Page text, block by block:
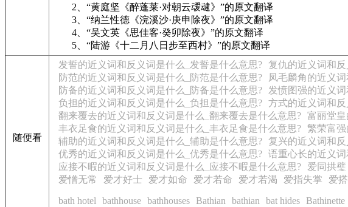
2、“黄庭坚《醉蓬莱·对朝云叆叇》”的原文翻译
3、“纳兰性德《浣溪沙·庚申除夜》”的原文翻译
4、“吴文英《思佳客·癸卯除夜》”的原文翻译
5、“陆游《十二月八日步至西村》”的原文翻译
随便看
发誓的近义词和反义词是什么_发誓是什么意思? 复仇的近义词和
防范的近义词和反义词是什么_防范是什么意思?
凤毛麟角的近义
防备的近义词和反义词是什么_防备是什么意思?
发愤图强的近义
负担的近义词和反义词是什么_负担是什么意思? 方式的近义词和
翻来覆去的近义词和反义词是什么_翻来覆去是什么意思? 富丽堂
丰衣足食的近义词和反义词是什么_丰衣足食是什么意思? 繁荣富
辅助的近义词和反义词是什么_辅助是什么意思?
复兴的近义词和
优秀的近义词和反义词是什么_优秀是什么意思? 语重心长的近义
应接不暇的近义词和反义词是什么_应接不暇是什么意思?
爱同拱璧
爱憎无常
爱才好士 爱才如命 爱才若命 爱才若渴 爱指失掌 爱
bath hotel
bathhouse bathhouses Bathian bathian bat hides Bathinette